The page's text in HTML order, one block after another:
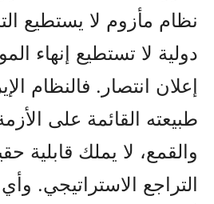
نظام مأزوم لا يستطيع
دولية لا تستطيع إنهاء
إعلان انتصار. فالنظام
طبيعته القائمة على
والقمع، لا يملك قابلية
التراجع الاستراتيجي.